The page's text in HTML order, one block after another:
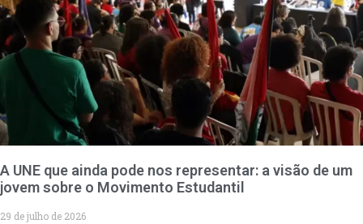
A UNE que ainda pode nos representar: a visão de um
jovem sobre o Movimento Estudantil
29 de julho de 2026